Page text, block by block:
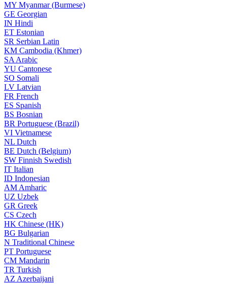
MY Myanmar (Burmese)
GE Georgian
IN Hindi
ET Estonian
SR Serbian Latin
KM Cambodia (Khmer)
SA Arabic
YU Cantonese
SO Somali
LV Latvian
FR French
ES Spanish
BS Bosnian
BR Portuguese (Brazil)
VI Vietnamese
NL Dutch
BE Dutch (Belgium)
SW Finnish Swedish
IT Italian
ID Indonesian
AM Amharic
UZ Uzbek
GR Greek
CS Czech
HK Chinese (HK)
BG Bulgarian
N Traditional Chinese
PT Portuguese
CM Mandarin
TR Turkish
AZ Azerbaijani